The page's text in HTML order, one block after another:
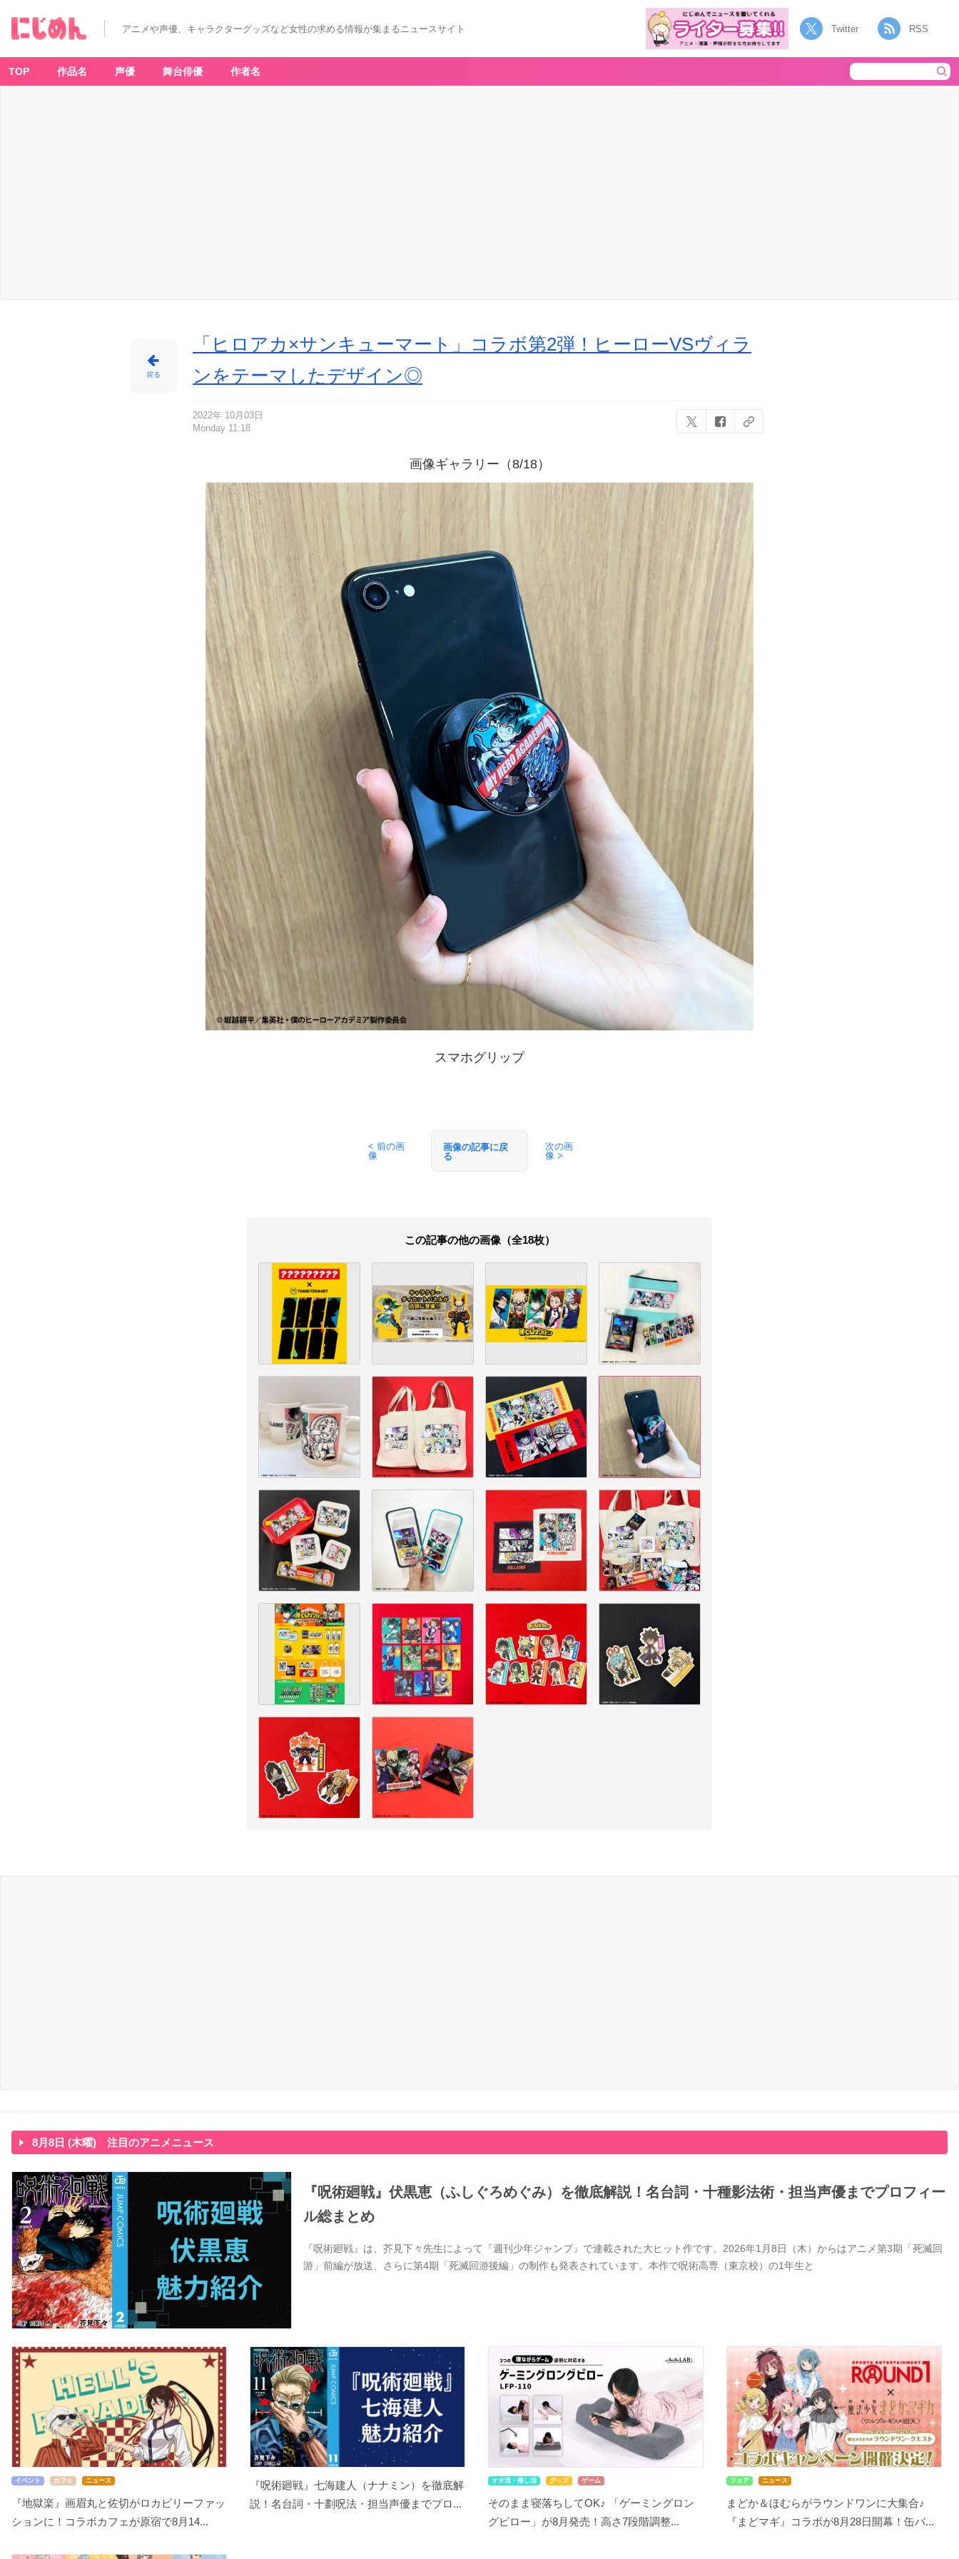
プ
ア
ニ
メ
アニメや声優、キャラクターグッズなど女性の求める情報が集まるニュースサイト Twitter RSS
TOP 作品名 声優 舞台俳優 作者名
戻る
「ヒロアカ×サンキューマート」コラボ第2弾！ヒーローVSヴィラ
ンをテーマしたデザイン◎
2022年 10月03日
Monday 11:18
画像ギャラリー（8/18）
スマホグリップ
< 前の画
像
画像の記事に戻
る
次の画
像 >
この記事の他の画像（全18枚）
8月8日 (木曜) 注目のアニメニュース
『呪術廻戦』伏黒恵（ふしぐろめぐみ）を徹底解説！名台詞・十種影法術・担当声優までプロフィー
ル総まとめ
『呪術廻戦』は、芥見下々先生によって『週刊少年ジャンプ』で連載された大ヒット作です。2026年1月8日（木）からはアニメ第3期「死滅回
游」前編が放送、さらに第4期「死滅回游後編」の制作も発表されています。本作で呪術高専（東京校）の1年生と
イベント カフェ ニュース
『地獄楽』画眉丸と佐切がロカビリーファッ
ションに！コラボカフェが原宿で8月14...
『呪術廻戦』七海建人（ナナミン）を徹底解
説！名台詞・十劃呪法・担当声優までプロ...
オタ活・推し活 グッズ ゲーム
そのまま寝落ちしてOK♪ 「ゲーミングロン
グピロー」が8月発売！高さ7段階調整...
フェア ニュース
まどか＆ほむらがラウンドワンに大集合♪
『まどマギ』コラボが8月28日開幕！缶バ...